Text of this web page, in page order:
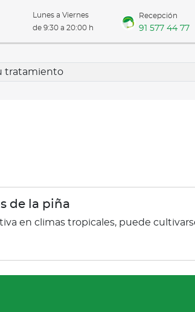
Lunes a Viernes
de 9:30 a 20:00 h
Recepción
91 577 44 77
de la piña
en climas tropicales, puede